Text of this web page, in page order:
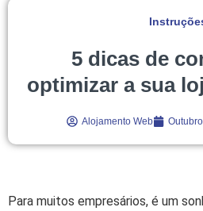
5 dicas de
optimizar a sua
Alojamento Web
Para muitos empresários, é um